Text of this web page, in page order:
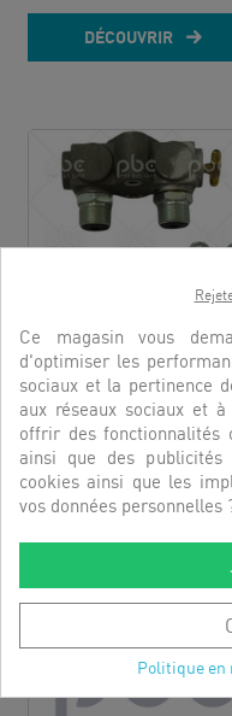
DÉCOUVRIR
KIT COLLECTEUR...
RÉFÉRENCE:4352099
DÉCOUVRIR
Ce magasin vous
d'optimiser les
sociaux et la pertinence
aux réseaux sociaux et
offrir des fonctionnalités
ainsi que des publicités
cookies ainsi que les
vos données personnelles
Politique en